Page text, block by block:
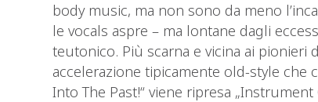
body music, ma non sono da meno
le vocals aspre – ma lontane dagli
teutonico. Più scarna e vicina ai pionieri
accelerazione tipicamente old-style che
Into The Past!“ viene ripresa